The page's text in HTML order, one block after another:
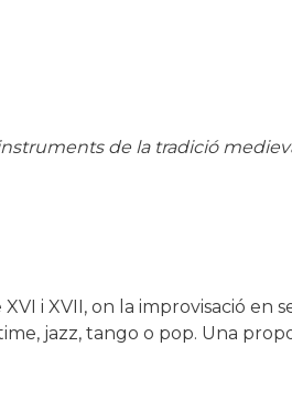
de la tradició
i XVII, on la improvisació en
jazz, tango o pop. Una